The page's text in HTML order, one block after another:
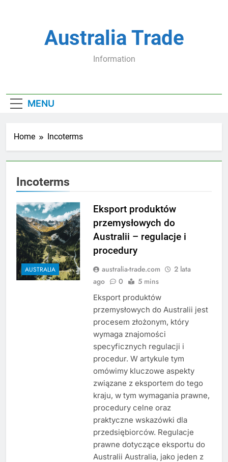
Australia Trade
Information
MENU
Home Incoterms
Incoterms
AUSTRALIA
Eksport produktów
przemysłowych do
Australii – regulacje i
procedury
australia-trade.com
2 lata
ago
0 5 mins
Eksport produktów
przemysłowych do Australii jest
procesem złożonym, który
wymaga znajomości
specyficznych regulacji i
procedur. W artykule tym
omówimy kluczowe aspekty
związane z eksportem do tego
kraju, w tym wymagania prawne,
procedury celne oraz
praktyczne wskazówki dla
przedsiębiorców. Regulacje
prawne dotyczące eksportu do
Australii Australia, jako jeden z